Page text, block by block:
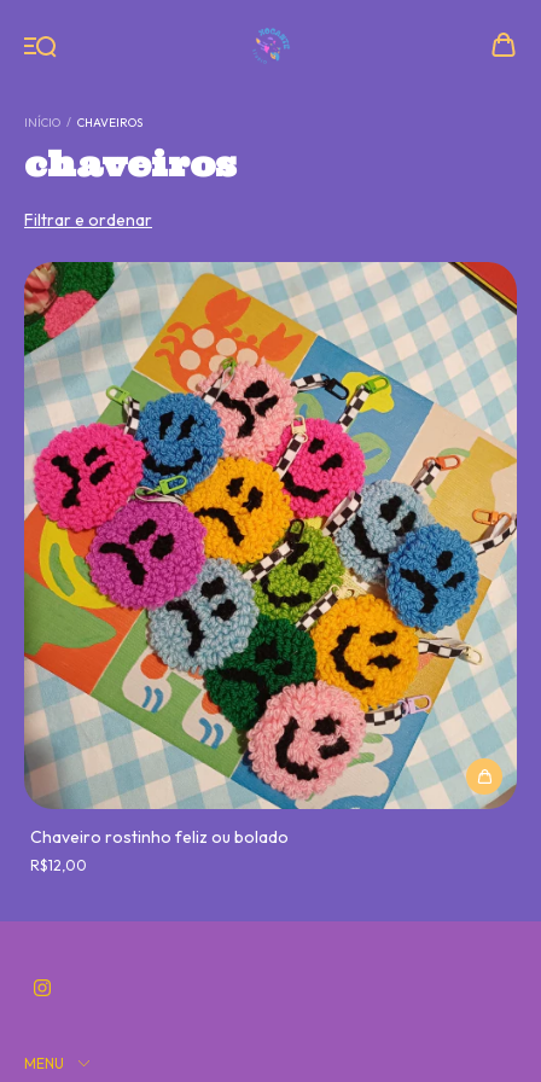
INÍCIO / CHAVEIROS
chaveiros
Filtrar e ordenar
Chaveiro rostinho feliz ou bolado
R$12,00
MENU